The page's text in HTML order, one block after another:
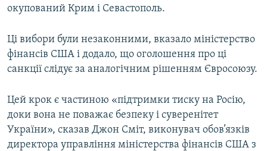
ІНФОГРАФІКА
ДОЛУЧАЙСЯ!
Усі сайти RFE/RL
окупований Крим і Севастополь.
Ці вибори були незаконними, вказало міністерство
фінансів США і додало, що оголошення про ці
санкції слідує за аналогічним рішенням Євросоюзу.
Цей крок є частиною «підтримки тиску на Росію,
доки вона не поважає безпеку і суверенітет
України», сказав Джон Сміт, виконувач обов’язків
директора управління міністерства фінансів США з